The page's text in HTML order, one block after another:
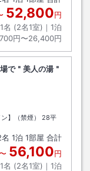
52,800円
名 (2名1室)｜ 1泊
円〜26,400円
で＂美人の湯＂
】（禁煙）
28平
名 1泊 1部屋 合計
56,100円
名 (2名1室)｜ 1泊